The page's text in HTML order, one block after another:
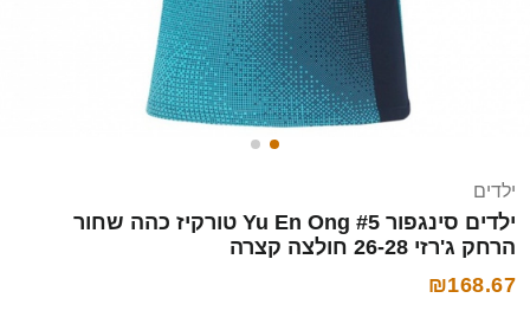
ילדים
ילדים סינגפור Yu En Ong #5 טורקיז כהה שחור
הרחק ג'רזי 26-28 חולצה קצרה
₪168.67